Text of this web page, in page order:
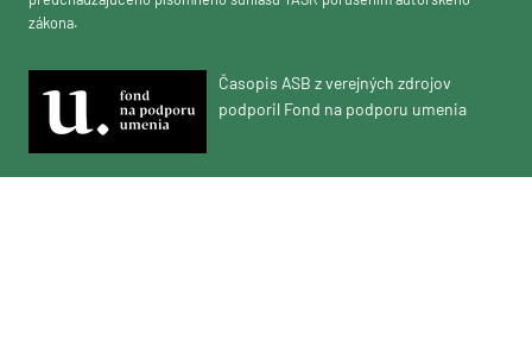
zákona.
Časopis ASB z verejných zdrojov
podporil Fond na podporu umenia